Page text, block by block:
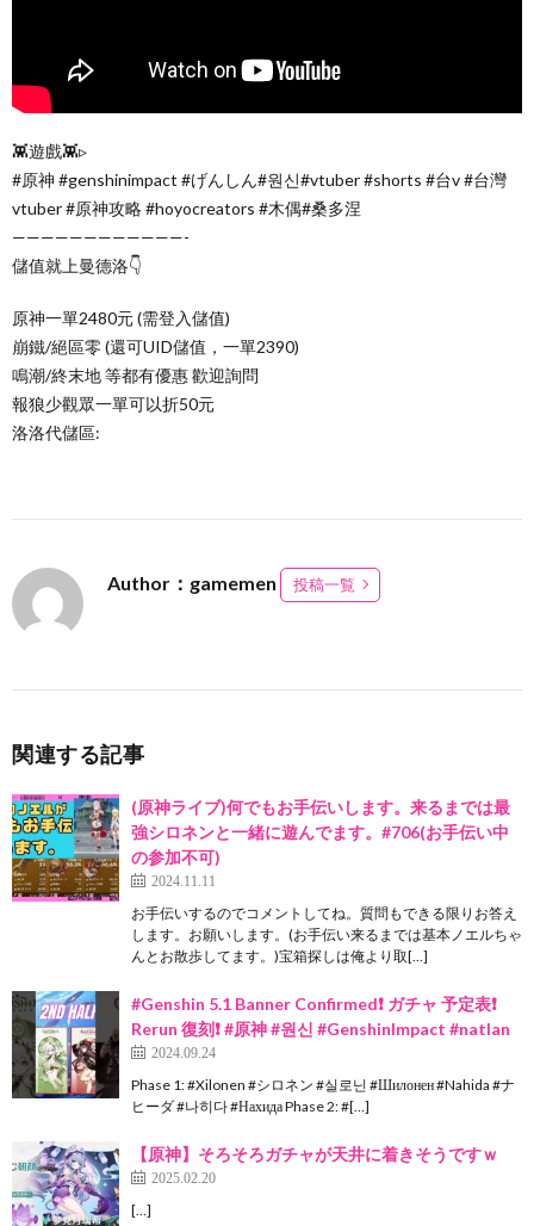
👾遊戲👾▹
#原神 #genshinimpact #げんしん#원신#vtuber #shorts #台v #台灣
vtuber #原神攻略 #hoyocreators #木偶#桑多涅
————————————-
儲值就上曼德洛👇
原神一單2480元 (需登入儲值)
崩鐵/絕區零 (還可UID儲值，一單2390)
鳴潮/終末地 等都有優惠 歡迎詢問
報狼少觀眾一單可以折50元
洛洛代儲區:
Author：gamemen 投稿一覧
関連する記事
(原神ライブ)何でもお手伝いします。来るまでは最
強シロネンと一緒に遊んでます。#706(お手伝い中
の参加不可)
2024.11.11
お手伝いするのでコメントしてね。質問もできる限りお答え
します。お願いします。(お手伝い来るまでは基本ノエルちゃ
んとお散歩してます。)宝箱探しは俺より取[…]
#Genshin 5.1 Banner Confirmed❗️ ガチャ 予定表❗️
Rerun 復刻❗️ #原神 #원신 #GenshinImpact #natlan
2024.09.24
Phase 1: #Xilonen #シロネン #실로닌 #Шилонен #Nahida #ナ
ヒーダ #나히다 #Нахида Phase 2: #[…]
【原神】そろそろガチャが天井に着きそうですｗ
2025.02.20
[…]